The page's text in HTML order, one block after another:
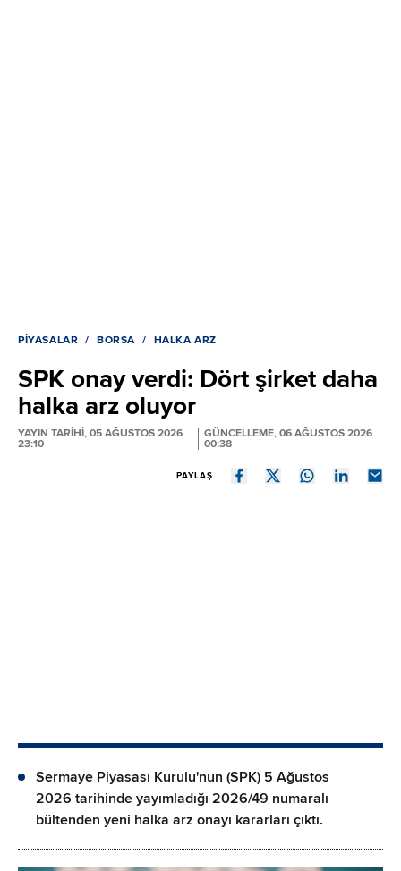
PIYASALAR BORSA HALKA ARZ
SPK onay verdi: Dört şirket daha
halka arz oluyor
YAYIN TARİHİ, 05 AĞUSTOS 2026
23:10
GÜNCELLEME, 06 AĞUSTOS 2026
00:38
PAYLAŞ
Sermaye Piyasası Kurulu'nun (SPK) 5 Ağustos
2026 tarihinde yayımladığı 2026/49 numaralı
bültenden yeni halka arz onayı kararları çıktı.